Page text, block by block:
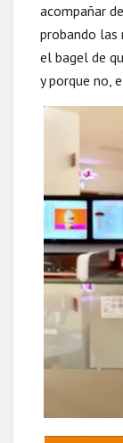
acompañar
probando las
el bagel de
y porque no,